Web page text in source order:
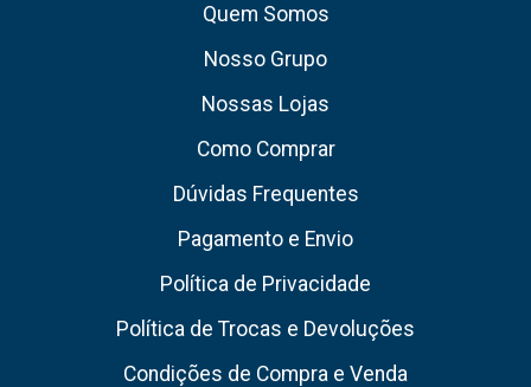
Quem Somos
Nosso Grupo
Nossas Lojas
Como Comprar
Dúvidas Frequentes
Pagamento e Envio
Política de Privacidade
Política de Trocas e Devoluções
Condições de Compra e Venda